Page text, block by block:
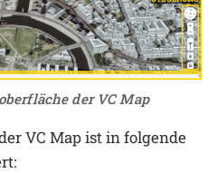
der VC Map
VC Map ist in folgende